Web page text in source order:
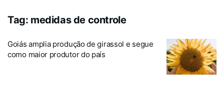
Tag: medidas de controle
Goiás amplia produção de girassol e segue
como maior produtor do país